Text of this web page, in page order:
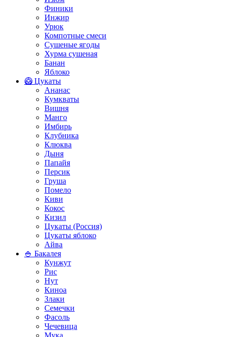
Финики
Инжир
Урюк
Компотные смеси
Сушеные ягоды
Хурма сушеная
Банан
Яблоко
🥝 Цукаты
Ананас
Кумкваты
Вишня
Манго
Имбирь
Клубника
Клюква
Дыня
Папайя
Персик
Груша
Помело
Киви
Кокос
Кизил
Цукаты (Россия)
Цукаты яблоко
Айва
🍚 Бакалея
Кунжут
Рис
Нут
Киноа
Злаки
Семечки
Фасоль
Чечевица
Мука